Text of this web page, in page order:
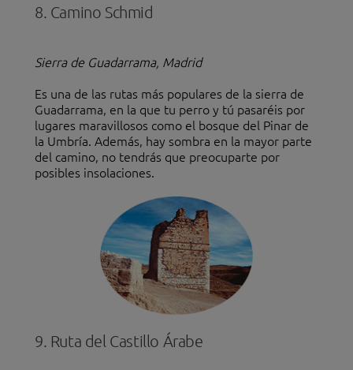
8. Camino Schmid
Sierra de Guadarrama, Madrid
Es una de las rutas más populares de la sierra de
Guadarrama, en la que tu perro y tú pasaréis por
lugares maravillosos como el bosque del Pinar de
la Umbría. Además, hay sombra en la mayor parte
del camino, no tendrás que preocuparte por
posibles insolaciones.
9. Ruta del Castillo Árabe